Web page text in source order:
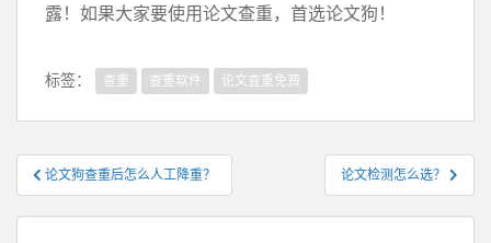
露！如果大家要使用论文查重，首选论文狗！
标签： 查重 查重软件 论文查重免费
文
章
导
论文狗查重后怎么人工降重？ 论文检测怎么选？